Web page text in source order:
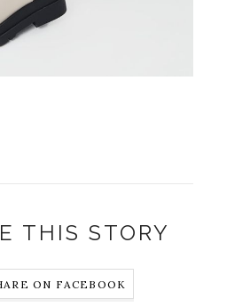
THIS STORY
ON FACEBOOK